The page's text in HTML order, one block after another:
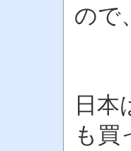
ので
日本
も買